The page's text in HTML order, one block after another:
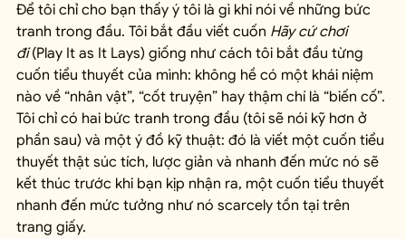
Để tôi chỉ cho bạn thấy ý tôi là gì khi nói về những bức
tranh trong đầu. Tôi bắt đầu viết cuốn Hãy cứ chơi
đi (Play It as It Lays) giống như cách tôi bắt đầu từng
cuốn tiểu thuyết của mình: không hề có một khái niệm
nào về “nhân vật”, “cốt truyện” hay thậm chí là “biến cố”.
Tôi chỉ có hai bức tranh trong đầu (tôi sẽ nói kỹ hơn ở
phần sau) và một ý đồ kỹ thuật: đó là viết một cuốn tiểu
thuyết thật súc tích, lược giản và nhanh đến mức nó sẽ
kết thúc trước khi bạn kịp nhận ra, một cuốn tiểu thuyết
nhanh đến mức tưởng như nó scarcely tồn tại trên
trang giấy.